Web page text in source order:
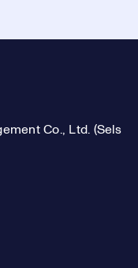
Co., Ltd. (Sels